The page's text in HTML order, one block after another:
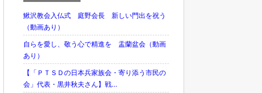
鰍沢教会入仏式 庭野会長 新しい門出を祝う
（動画あり）
自らを愛し、敬う心で精進を 盂蘭盆会（動画
あり）
【「ＰＴＳＤの日本兵家族会・寄り添う市民の
会」代表・黒井秋夫さん】戦...